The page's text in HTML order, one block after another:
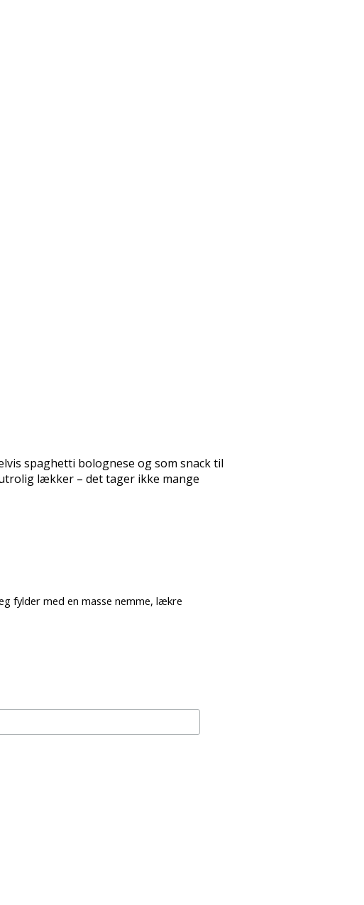
spaghetti bolognese og som snack til
lækker – det tager ikke mange
fylder med en masse nemme, lækre